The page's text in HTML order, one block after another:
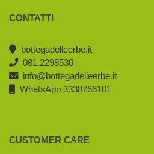
CONTATTI
bottegadelleerbe.it
081.2298530
info@bottegadelleerbe.it
WhatsApp 3338766101
CUSTOMER CARE